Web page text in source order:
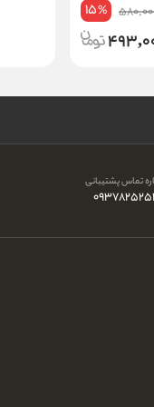
15%
تماس پشتیبانی